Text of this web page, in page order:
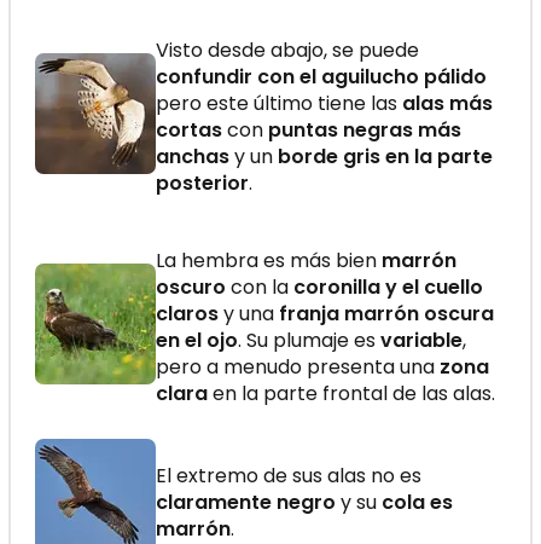
Visto desde abajo, se puede
confundir con el aguilucho pálido
pero este último tiene las alas más
cortascon puntas negras más
anchasy un borde gris en la parte
posterior.
La hembra es más bien marrón
oscuro con la coronilla y el cuello
clarosy una franja marrón oscura
en el ojo. Su plumaje esvariable,
pero a menudo presenta una zona
claraen la parte frontal de las alas.
El extremo de sus alas no es
claramente negro y su cola es
marrón.